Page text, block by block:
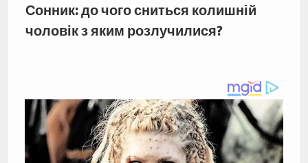
Сонник: до чого сниться колишній
чоловік з яким розлучилися?